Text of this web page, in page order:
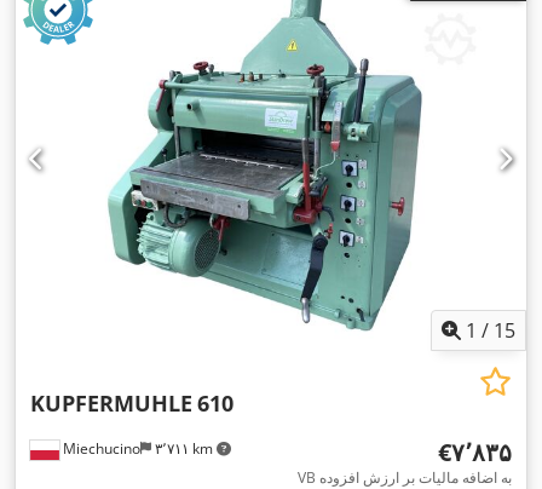
1 / 15
Miechucino ۳٬۷۱۱ km
KUPFERMUHLE 610
‎€۷٬۸۳۵
VB به اضافه مالیات بر ارزش افزوده